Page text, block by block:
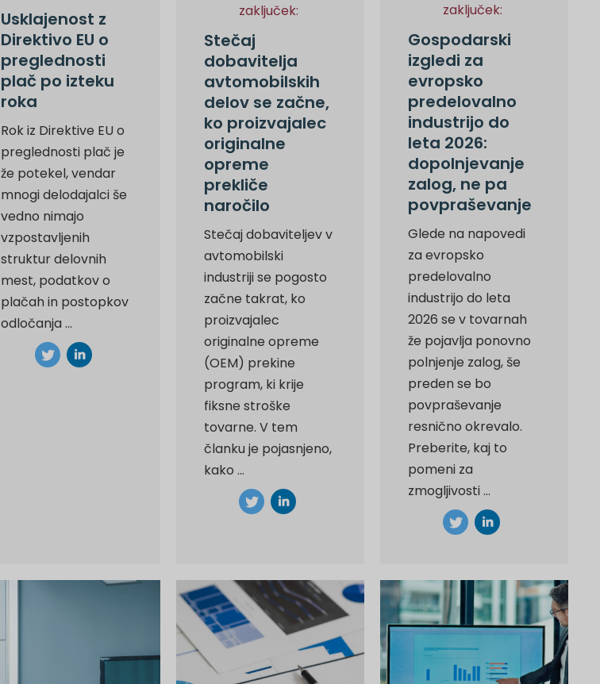
Usklajenost z
Direktivo EU o
preglednosti
plač po izteku
roka
Rok iz Direktive EU o
preglednosti plač je
že potekel, vendar
mnogi delodajalci še
vedno nimajo
vzpostavljenih
struktur delovnih
mest, podatkov o
plačah in postopkov
odločanja ...
zaključek:
Stečaj
dobavitelja
avtomobilskih
delov se začne,
ko proizvajalec
originalne
opreme
prekliče
naročilo
Stečaj dobaviteljev v
avtomobilski
industriji se pogosto
začne takrat, ko
proizvajalec
originalne opreme
(OEM) prekine
program, ki krije
fiksne stroške
tovarne. V tem
članku je pojasnjeno,
kako ...
zaključek:
Gospodarski
izgledi za
evropsko
predelovalno
industrijo do
leta 2026:
dopolnjevanje
zalog, ne pa
povpraševanje
Glede na napovedi
za evropsko
predelovalno
industrijo do leta
2026 se v tovarnah
že pojavlja ponovno
polnjenje zalog, še
preden se bo
povpraševanje
resnično okrevalo.
Preberite, kaj to
pomeni za
zmogljivosti ...